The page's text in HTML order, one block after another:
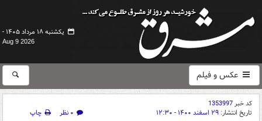
یکشنبه ۱۸ مرداد ۱۴۰۵ -
Aug 9 2026
عکس و فیلم
کد خبر1353997
تاریخ انتشار: ۲۹ اسفند ۱۴۰۰ - ۱۲:۳۰ ۰ نظر
چاپ